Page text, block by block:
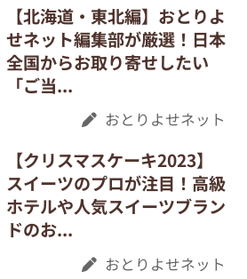
【北海道・東北編】おとりよ
せネット編集部が厳選！日本
全国からお取り寄せしたい
「ご当...
おとりよせネット
【クリスマスケーキ2023】
スイーツのプロが注目！高級
ホテルや人気スイーツブラン
ドのお...
おとりよせネット